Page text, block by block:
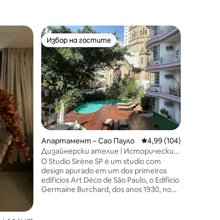
Избор на гостите
Избор на гостите
Апартамент – Сао Пауло Средна оценка: 4,99
4,99 (104)
Дизайнерски ателие | Исторически
център | Сграда в стил ар деко
O Studio Sirène SP é um studio com
design apurado em um dos primeiros
edifícios Art Déco de São Paulo, o Edifício
Germaine Burchard, dos anos 1930, no